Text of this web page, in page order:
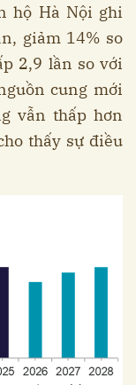
hộ Hà Nội ghi
giảm 14% so
2,9 lần so với
cung mới
vẫn thấp hơn
thấy sự điều